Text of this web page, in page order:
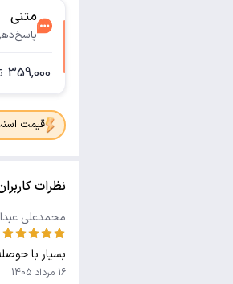
متنی
359,000
قیمت
نظرات
محمدعلی
بسیار با
16 مرداد 1405